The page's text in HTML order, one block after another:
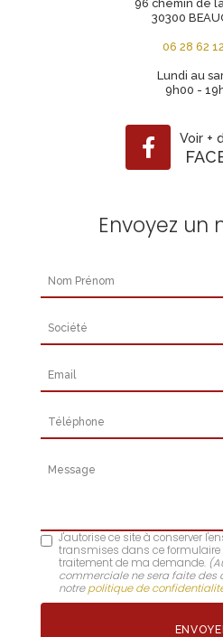
96 chemin de
30300
06 28 62
Lundi au
9h00 -
Voir +
Envoyez un
Nom Prénom
Société
Email
Téléphone
Message
J'autorise ce site à conserver
transmises dans ce formulaire
traitement de ma demande.
commerciale ne sera faite des
notrepolitique de